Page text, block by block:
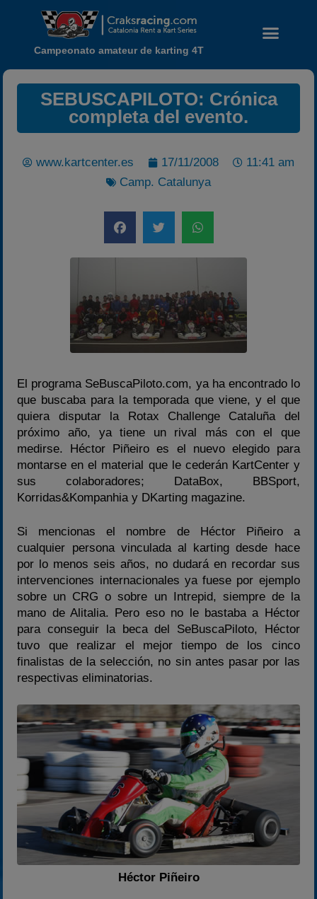
Noticias
Calendario
Temporada 2026
Campeonato
Temporada 2026
Temporadas anteriores
2022
2023
2024
2025
Estadísticas
Preguntas Frecuentes
Campeonato amateur de karting 4T
SEBUSCAPILOTO: Crónica
completa del evento.
www.kartcenter.es 17/11/2008
11:41 am
Camp. Catalunya
El programa SeBuscaPiloto.com, ya ha encontrado lo
que buscaba para la temporada que viene, y el que
quiera disputar la Rotax Challenge Cataluña del
próximo año, ya tiene un rival más con el que
medirse. Héctor Piñeiro es el nuevo elegido para
montarse en el material que le cederán KartCenter y
sus colaboradores; DataBox, BBSport,
Korridas&Kompanhia y DKarting magazine.
Si mencionas el nombre de Héctor Piñeiro a
cualquier persona vinculada al karting desde hace
por lo menos seis años, no dudará en recordar sus
intervenciones internacionales ya fuese por ejemplo
sobre un CRG o sobre un Intrepid, siempre de la
mano de Alitalia. Pero eso no le bastaba a Héctor
para conseguir la beca del SeBuscaPiloto, Héctor
tuvo que realizar el mejor tiempo de los cinco
finalistas de la selección, no sin antes pasar por las
respectivas eliminatorias.
Héctor Piñeiro